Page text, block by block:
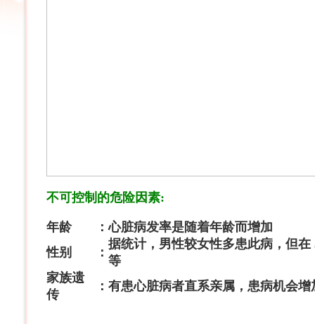
不可控制的危险因素:
年龄 ：心脏病发率是随着年龄而增加
性别
：
据统计，男性较女性多患此病，但在
等
家族遗
传
： 有患心脏病者直系亲属，患病机会增